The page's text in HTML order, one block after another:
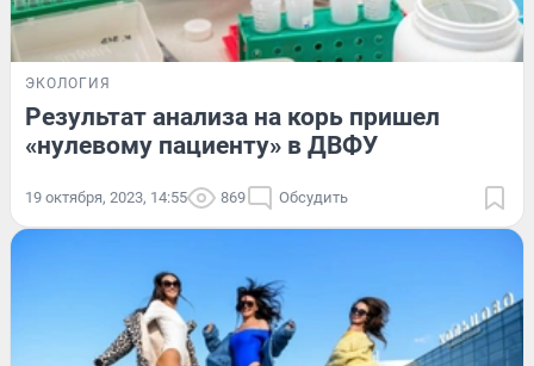
ЭКОЛОГИЯ
Результат анализа на корь пришел
«нулевому пациенту» в ДВФУ
19 октября, 2023, 14:55 869 Обсудить